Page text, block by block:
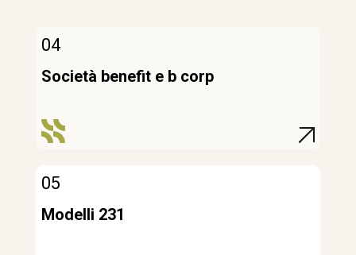
04
Società benefit e b corp
05
Modelli 231